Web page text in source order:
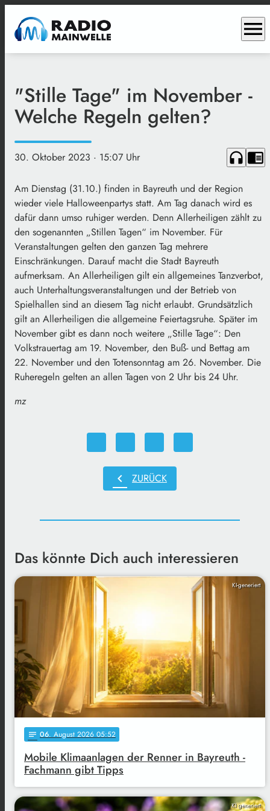
menu
"Stille Tage" im November -
Welche Regeln gelten?
30. Oktober 2023 · 15:07 Uhr headphones chrome_reader_mode
Am Dienstag (31.10.) finden in Bayreuth und der Region
wieder viele Halloweenpartys statt. Am Tag danach wird es
dafür dann umso ruhiger werden. Denn Allerheiligen zählt zu
den sogenannten „Stillen Tagen“ im November. Für
Veranstaltungen gelten den ganzen Tag mehrere
Einschränkungen. Darauf macht die Stadt Bayreuth
aufmerksam. An Allerheiligen gilt ein allgemeines Tanzverbot,
auch Unterhaltungsveranstaltungen und der Betrieb von
Spielhallen sind an diesem Tag nicht erlaubt. Grundsätzlich
gilt an Allerheiligen die allgemeine Feiertagsruhe. Später im
November gibt es dann noch weitere „Stille Tage“: Den
Volkstrauertag am 19. November, den Buß- und Bettag am
22. November und den Totensonntag am 26. November. Die
Ruheregeln gelten an allen Tagen von 2 Uhr bis 24 Uhr.
mz
chevron_left ZURÜCK
Das könnte Dich auch interessieren
KI-generiert
notes 06. August 2026 05:52
Mobile Klimaanlagen der Renner in Bayreuth -
Fachmann gibt Tipps
KI generiert